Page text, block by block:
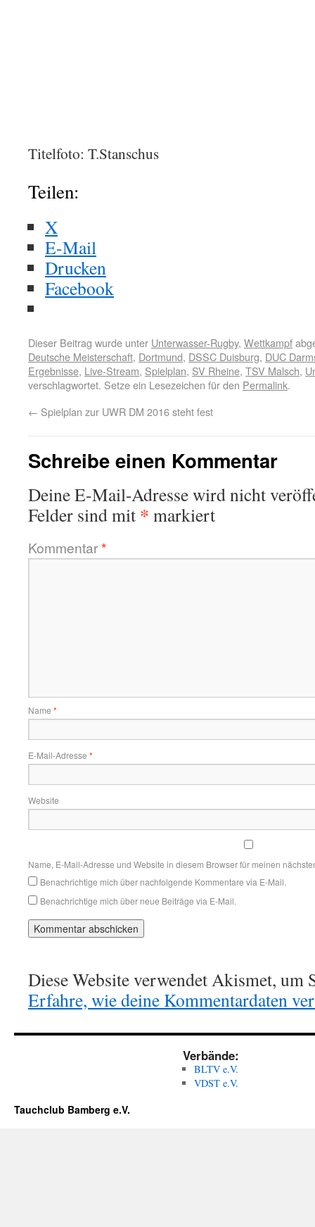
Titelfoto: T.Stanschus
Teilen:
X
E-Mail
Drucken
Facebook
Dieser Beitrag wurde unter Unterwasser-Rugby, Wettkampf
Deutsche Meisterschaft, Dortmund, DSSC Duisburg, DUC
Ergebnisse, Live-Stream, Spielplan, SV Rheine, TSV Malsch,
verschlagwortet. Setze ein Lesezeichen für den Permalink.
← Spielplan zur UWR DM 2016 steht fest
Schreibe einen Kommentar
Deine E-Mail-Adresse wird nicht
Felder sind mit * markiert
Kommentar*
Name *
E-Mail-Adresse *
Website
Name, E-Mail-Adresse und Website in diesem Browser für meinen
Benachrichtige mich über nachfolgende Kommentare via E-Mail.
Benachrichtige mich über neue Beiträge via E-Mail.
Diese Website verwendet Akismet, um
Erfahre, wie deine Kommentardaten
Verbände:
BLTV e.V.
VDST e.V.
Tauchclub Bamberg e.V.